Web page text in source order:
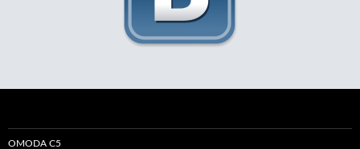
OMODA C5